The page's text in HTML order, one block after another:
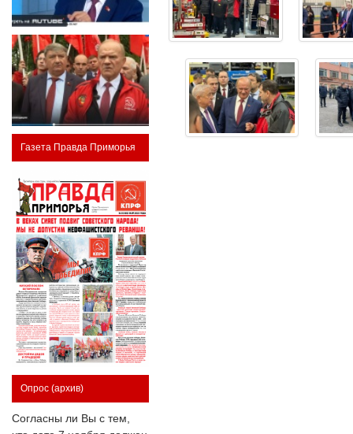
Газета Правда Приморья
Опрос (архив)
Согласны ли Вы с тем,